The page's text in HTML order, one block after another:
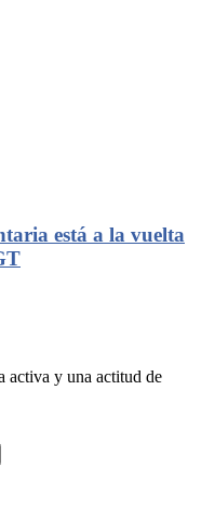
está a la vuelta
activa y una actitud de